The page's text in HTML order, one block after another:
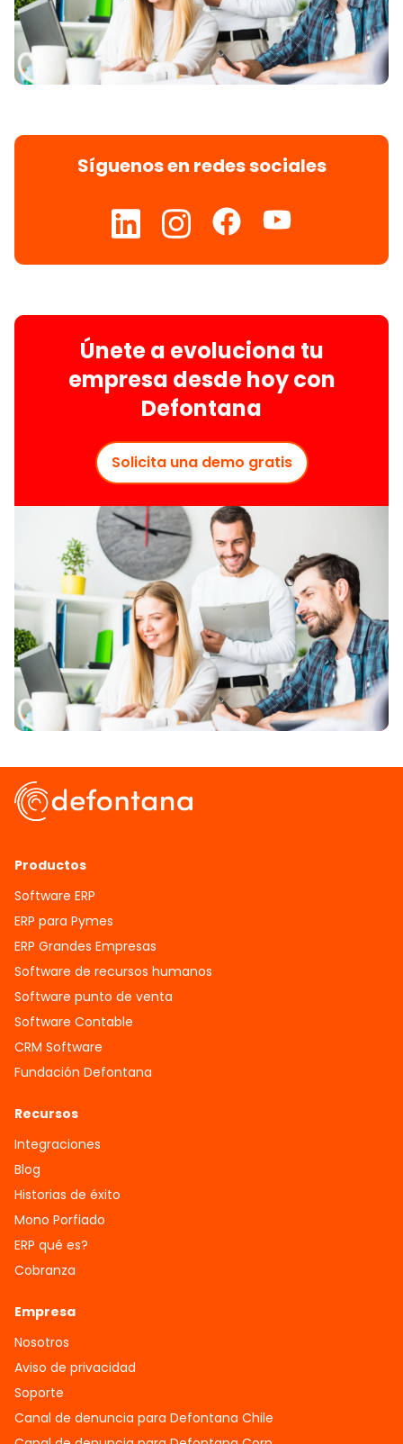
Síguenos en redes sociales
Únete a evoluciona tu
empresa desde hoy con
Defontana
Solicita una demo gratis
Productos
Software ERP
ERP para Pymes
ERP Grandes Empresas
Software de recursos humanos
Software punto de venta
Software Contable
CRM Software
Fundación Defontana
Recursos
Integraciones
Blog
Historias de éxito
Mono Porfiado
ERP qué es?
Cobranza
Empresa
Nosotros
Aviso de privacidad
Soporte
Canal de denuncia para Defontana Chile